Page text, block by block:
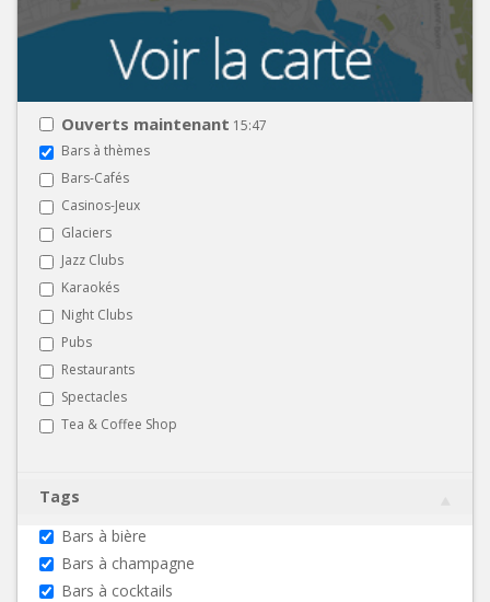
Ouverts maintenant 15:47
Bars à thèmes
Bars-Cafés
Casinos-Jeux
Glaciers
Jazz Clubs
Karaokés
Night Clubs
Pubs
Restaurants
Spectacles
Tea & Coffee Shop
Tags
Bars à bière
Bars à champagne
Bars à cocktails